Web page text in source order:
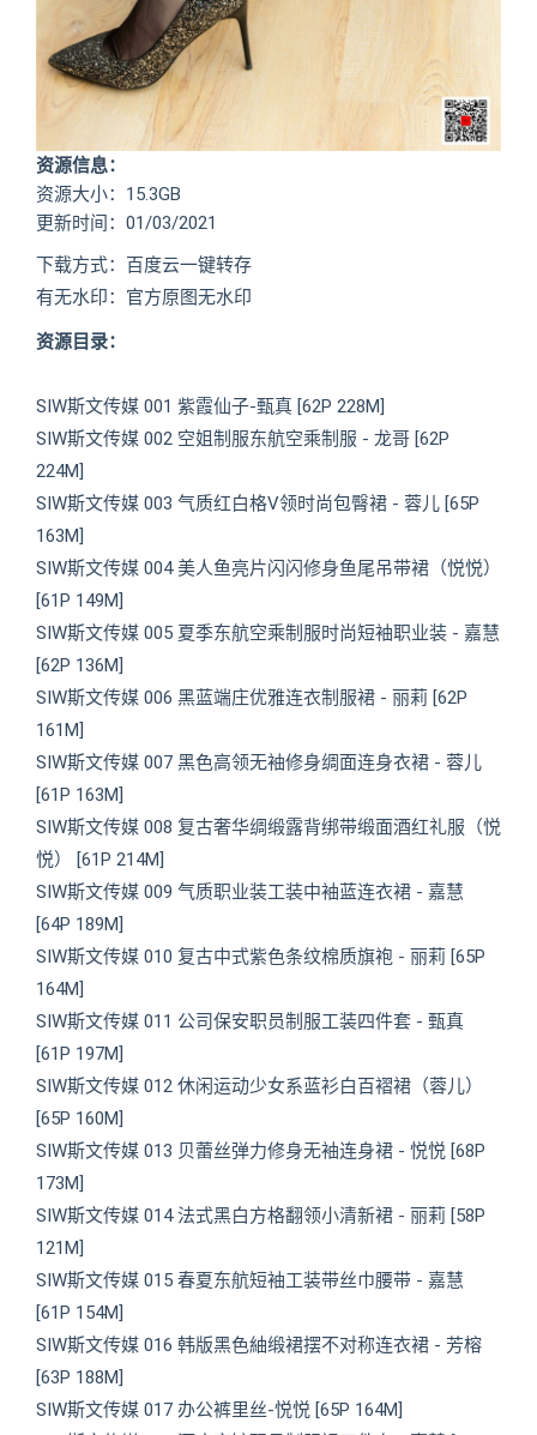
资源信息：
资源大小：15.3GB
更新时间：01/03/2021
下载方式：百度云一键转存
有无水印：官方原图无水印
资源目录：
SIW斯文传媒 001 紫霞仙子-甄真 [62P 228M]
SIW斯文传媒 002 空姐制服东航空乘制服 - 龙哥 [62P
224M]
SIW斯文传媒 003 气质红白格V领时尚包臀裙 - 蓉儿 [65P
163M]
SIW斯文传媒 004 美人鱼亮片闪闪修身鱼尾吊带裙（悦悦）
[61P 149M]
SIW斯文传媒 005 夏季东航空乘制服时尚短袖职业装 - 嘉慧
[62P 136M]
SIW斯文传媒 006 黑蓝端庄优雅连衣制服裙 - 丽莉 [62P
161M]
SIW斯文传媒 007 黑色高领无袖修身绸面连身衣裙 - 蓉儿
[61P 163M]
SIW斯文传媒 008 复古奢华绸缎露背绑带缎面酒红礼服（悦
悦） [61P 214M]
SIW斯文传媒 009 气质职业装工装中袖蓝连衣裙 - 嘉慧
[64P 189M]
SIW斯文传媒 010 复古中式紫色条纹棉质旗袍 - 丽莉 [65P
164M]
SIW斯文传媒 011 公司保安职员制服工装四件套 - 甄真
[61P 197M]
SIW斯文传媒 012 休闲运动少女系蓝衫白百褶裙（蓉儿）
[65P 160M]
SIW斯文传媒 013 贝蕾丝弹力修身无袖连身裙 - 悦悦 [68P
173M]
SIW斯文传媒 014 法式黑白方格翻领小清新裙 - 丽莉 [58P
121M]
SIW斯文传媒 015 春夏东航短袖工装带丝巾腰带 - 嘉慧
[61P 154M]
SIW斯文传媒 016 韩版黑色紬缎裙摆不对称连衣裙 - 芳榕
[63P 188M]
SIW斯文传媒 017 办公裤里丝-悦悦 [65P 164M]